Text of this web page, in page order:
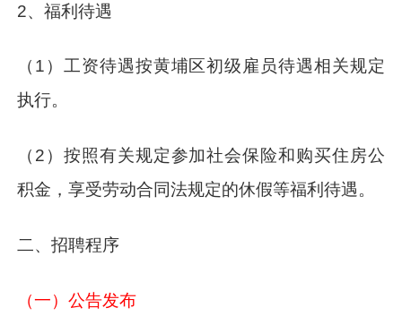
2、福利待遇
（1）工资待遇按黄埔区初级雇员待遇相关规定
执行。
（2）按照有关规定参加社会保险和购买住房公
积金，享受劳动合同法规定的休假等福利待遇。
二、招聘程序
（一）公告发布